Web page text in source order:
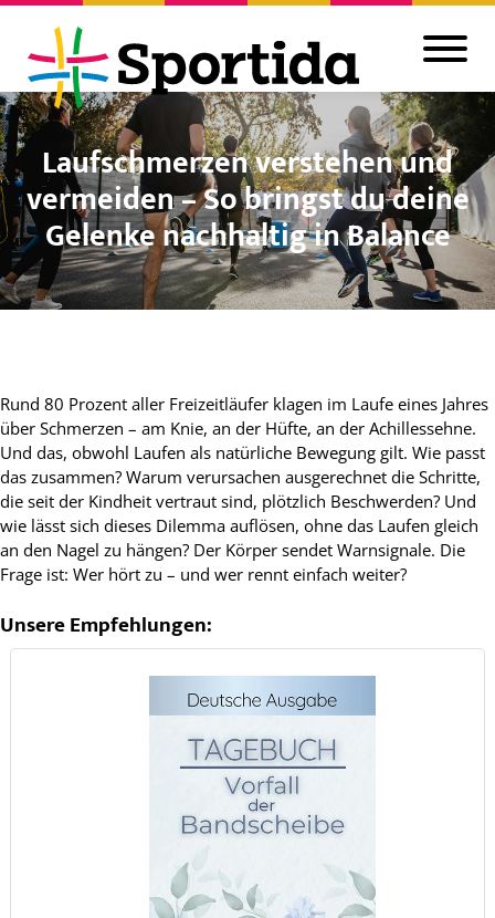
Laufschmerzen verstehen und
vermeiden – So bringst du deine
Gelenke nachhaltig in Balance
Rund 80 Prozent aller Freizeitläufer klagen im Laufe eines Jahres
über Schmerzen – am Knie, an der Hüfte, an der Achillessehne.
Und das, obwohl Laufen als natürliche Bewegung gilt. Wie passt
das zusammen? Warum verursachen ausgerechnet die Schritte,
die seit der Kindheit vertraut sind, plötzlich Beschwerden? Und
wie lässt sich dieses Dilemma auflösen, ohne das Laufen gleich
an den Nagel zu hängen? Der Körper sendet Warnsignale. Die
Frage ist: Wer hört zu – und wer rennt einfach weiter?
Unsere Empfehlungen: